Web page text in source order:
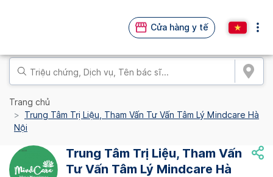
Cửa hàng y tế
Trang chủ
Trung Tâm Trị Liệu, Tham Vấn Tư Vấn Tâm Lý Mindcare Hà
Nội
Trung Tâm Trị Liệu, Tham Vấn
Tư Vấn Tâm Lý Mindcare Hà